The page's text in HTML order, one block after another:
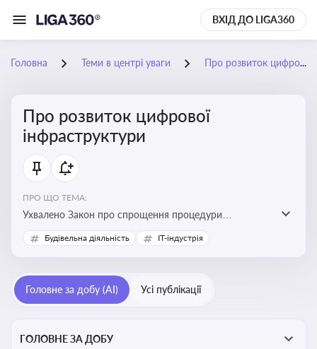
ВХІД ДО LIGA360
Головна Теми в центрі уваги Про розвиток цифрової інфраструктури
Про розвиток цифрової
інфраструктури
ПРО ЩО ТЕМА:
Ухвалено Закон про спрощення процедури
відведення земельних ділянок для розвитку цифрової
інфраструктури
Будівельна діяльність IT-індустрія
Головне за добу (AI) Усі публікації
ГОЛОВНЕ ЗА ДОБУ